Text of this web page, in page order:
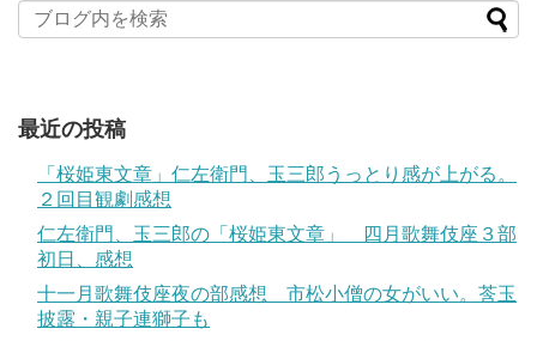
最近の投稿
「桜姫東文章」仁左衛門、玉三郎うっとり感が上がる。
２回目観劇感想
仁左衛門、玉三郎の「桜姫東文章」 四月歌舞伎座３部
初日、感想
十一月歌舞伎座夜の部感想 市松小僧の女がいい。莟玉
披露・親子連獅子も